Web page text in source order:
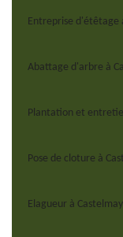
Entreprise d'étêtage
Abattage d'arbre à
Plantation et
Pose de cloture à
Elagueur à